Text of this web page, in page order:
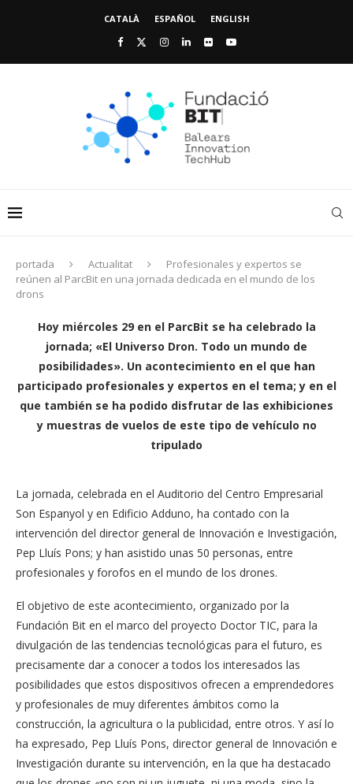
CATALÀ ESPAÑOL ENGLISH
portada Actualitat
Profesionales y expertos se
reúnen al ParcBit en una jornada dedicada en el mundo de los
drons
Hoy miércoles 29 en el ParcBit se ha celebrado la
jornada; «El Universo Dron. Todo un mundo de
posibilidades». Un acontecimiento en el que han
participado profesionales y expertos en el tema; y en el
que también se ha podido disfrutar de las exhibiciones
y muestras de vuelos de este tipo de vehículo no
tripulado
La jornada, celebrada en el Auditorio del Centro Empresarial
Son Espanyol y en Edificio Adduno, ha contado con la
intervención del director general de Innovación e Investigación,
Pep Lluís Pons; y han asistido unas 50 personas, entre
profesionales y forofos en el mundo de los drones.
El objetivo de este acontecimiento, organizado por la
Fundación Bit en el marco del proyecto Doctor TIC, para la
divulgación de las tendencias tecnológicas para el futuro, es
precisamente dar a conocer a todos los interesados las
posibilidades que estos dispositivos ofrecen a emprendedores
y profesionales de muy diferentes ámbitos como la
construcción, la agricultura o la publicidad, entre otros. Y así lo
ha expresado, Pep Lluís Pons, director general de Innovación e
Investigación durante su intervención, en la que ha destacado